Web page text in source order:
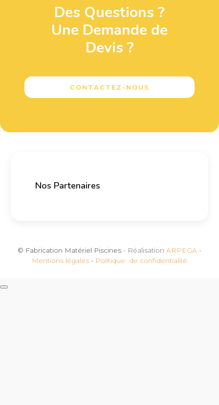
Des Questions ?
Une Demande de
Devis ?
CONTACTEZ-NOUS
Nos Partenaires
© Fabrication Matériel Piscines - Réalisation ARPEGA -
Mentions légales - Politique de confidentialité